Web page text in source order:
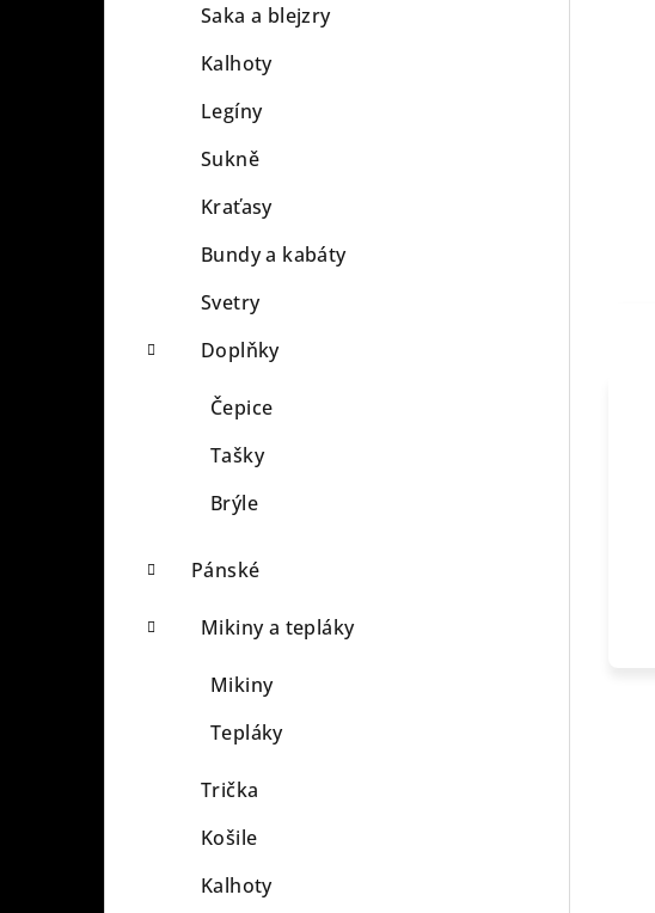
Saka a blejzry
Kalhoty
Legíny
Sukně
Kraťasy
Bundy a kabáty
Svetry
Doplňky
Čepice
Tašky
Brýle
Pánské
Mikiny a tepláky
Mikiny
Tepláky
Trička
Košile
Kalhoty